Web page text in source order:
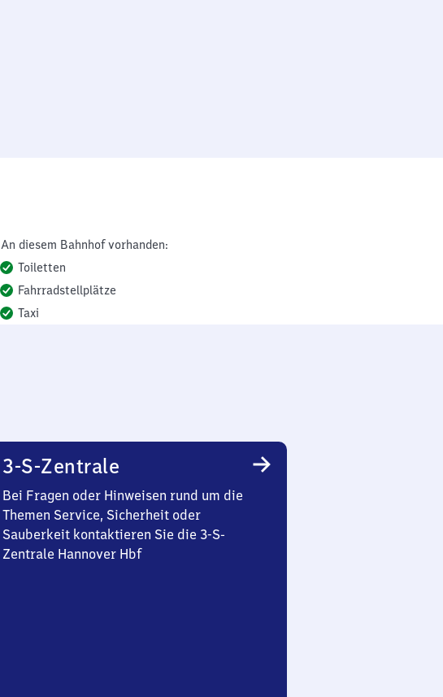
An diesem Bahnhof vorhanden:
Toiletten
Fahrradstellplätze
Taxi
3-S-Zentrale
Bei Fragen oder Hinweisen rund um die
Themen Service, Sicherheit oder
Sauberkeit kontaktieren Sie die 3-S-
Zentrale Hannover Hbf